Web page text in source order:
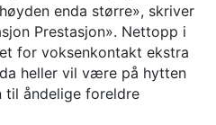
enda større», skriver
Prestasjon». Nettopp i
for voksenkontakt ekstra
heller vil være på hytten
til åndelige foreldre